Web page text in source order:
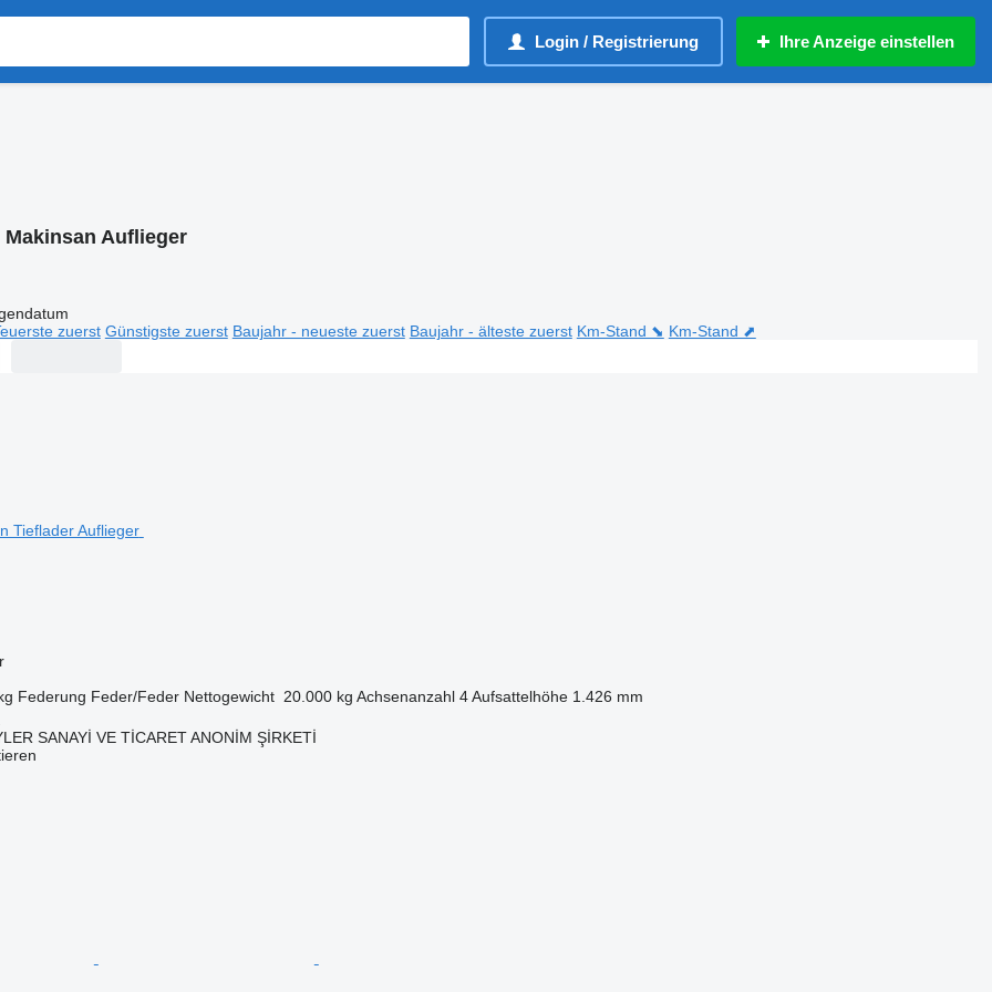
Login / Registrierung Ihre Anzeige einstellen
Makinsan Auflieger
zuerst Günstigste zuerst Baujahr - neueste zuerst Baujahr - älteste zuerst Km-Stand ⬊ Km-Stand ⬈
Federung Feder/Feder Nettogewicht 20.000 kg Achsenanzahl 4 Aufsattelhöhe 1.426 mm
SANAYİ VE TİCARET ANONİM ŞİRKETİ